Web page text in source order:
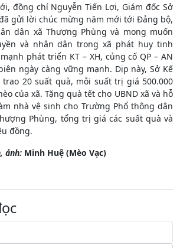
đồng chí Nguyễn Tiến Lợi, Giám đốc Sở
gửi lời chúc mừng năm mới tới Đảng bộ,
dân xã Thượng Phùng và mong muốn
và nhân dân trong xã phát huy tinh
phát triển KT – XH, củng cố QP – AN
ngày càng vững mạnh. Dịp này, Sở Kế
20 suất quà, mỗi suất trị giá 500.000
của xã. Tặng quà tết cho UBND xã và hỗ
nhà vệ sinh cho Trường Phổ thông dân
Phùng, tổng trị giá các suất quà và
đồng.
ảnh: Minh Huệ (Mèo Vạc)